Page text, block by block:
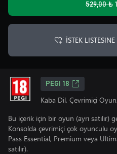
529,00 ₺
İSTEK LISTESINE
PEGI 18
Kaba Dil, Çevrimiçi
Bu içerik için bir oyun (ayrı satılır)
Konsolda çevrimiçi çok oyunculu
Pass Essential, Premium veya
satılır).